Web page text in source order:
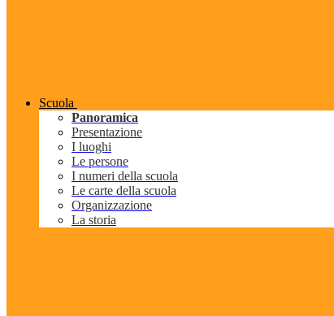
Scuola
Panoramica
Presentazione
I luoghi
Le persone
I numeri della scuola
Le carte della scuola
Organizzazione
La storia